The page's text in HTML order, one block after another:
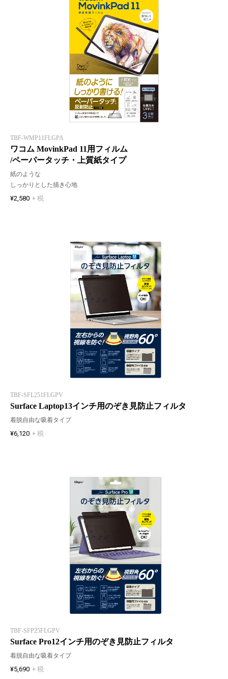
TBF-WMP11FLGPA
ワコム MovinkPad 11用フィルム
/ペーパータッチ・上質紙タイプ
紙のような
しっかりとした描き心地
¥2,580 + 税
TBF-SFL251FLGPV
Surface Laptop13インチ用のぞき見防止フィルタ
着脱自由な吸着タイプ
¥6,120 + 税
TBF-SFP25FLGPV
Surface Pro12インチ用のぞき見防止フィルタ
着脱自由な吸着タイプ
¥5,690 + 税